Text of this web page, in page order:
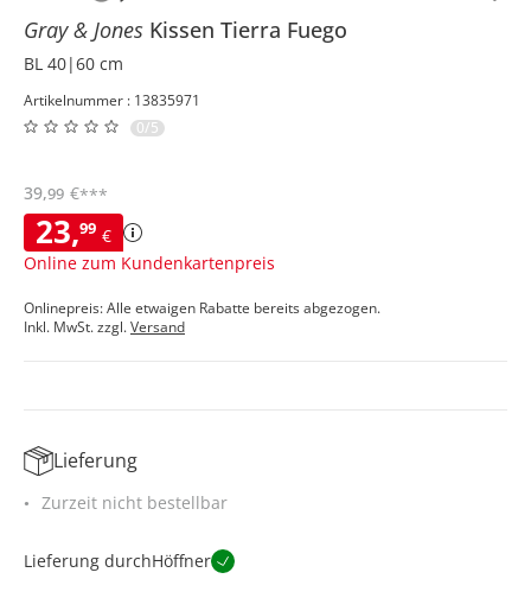
Gray & Jones Kissen Tierra Fuego
BL 40|60 cm
Artikelnummer : 13835971
0/5
23,99 €
Online zum Kundenkartenpreis
39,99 €***
Onlinepreis: Alle etwaigen Rabatte bereits abgezogen.
Inkl. MwSt. zzgl.Versand
Lieferung
Zurzeit nicht bestellbar
Lieferung durchHöffner